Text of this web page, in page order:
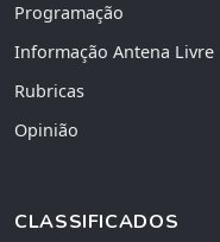
Programação
Informação Antena Livre
Rubricas
Opinião
CLASSIFICADOS